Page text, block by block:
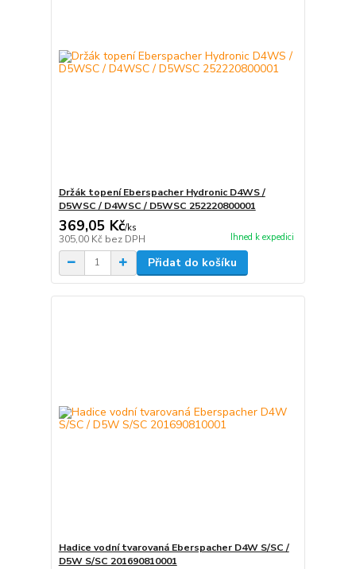
Držák topení Eberspacher Hydronic D4WS /
D5WSC / D4WSC / D5WSC 252220800001
369,05 Kč/ks
305,00 Kč bez DPH Ihned k expedici
Přidat do košíku
Hadice vodní tvarovaná Eberspacher D4W S/SC /
D5W S/SC 201690810001